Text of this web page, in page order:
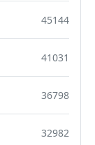
45144
41031
36798
32982